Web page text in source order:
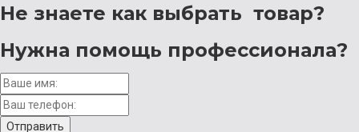
Не знаете как выбрать товар?
Нужна помощь профессионала?